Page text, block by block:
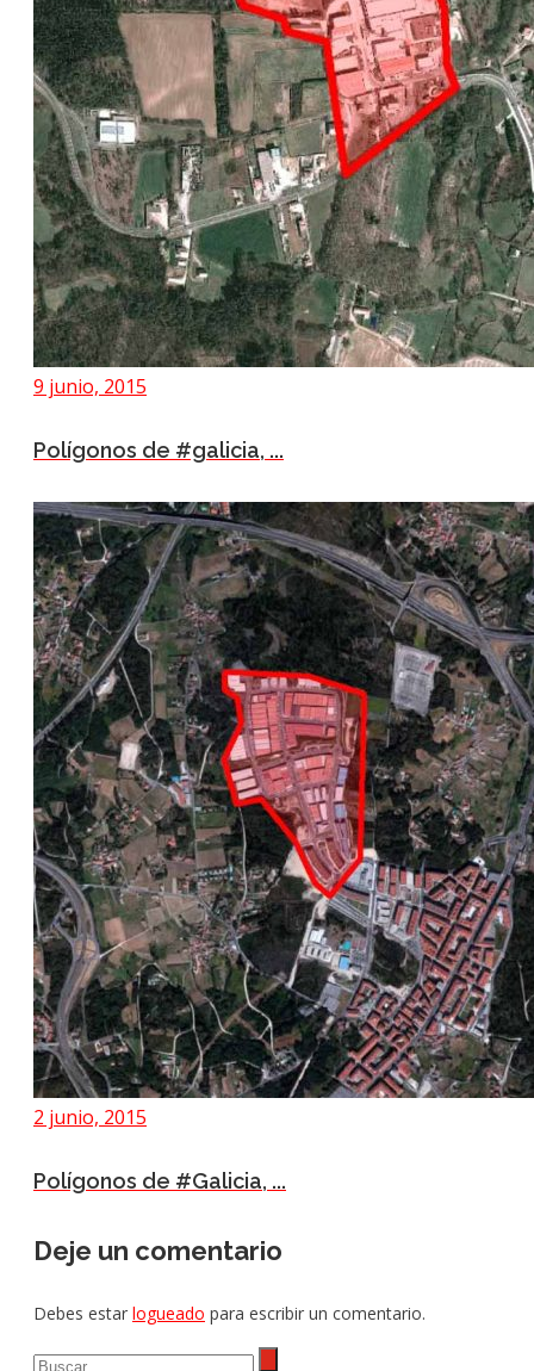
9 junio, 2015
Polígonos de #galicia, ...
2 junio, 2015
Polígonos de #Galicia, ...
Deje un comentario
Debes estar logueado para escribir un comentario.